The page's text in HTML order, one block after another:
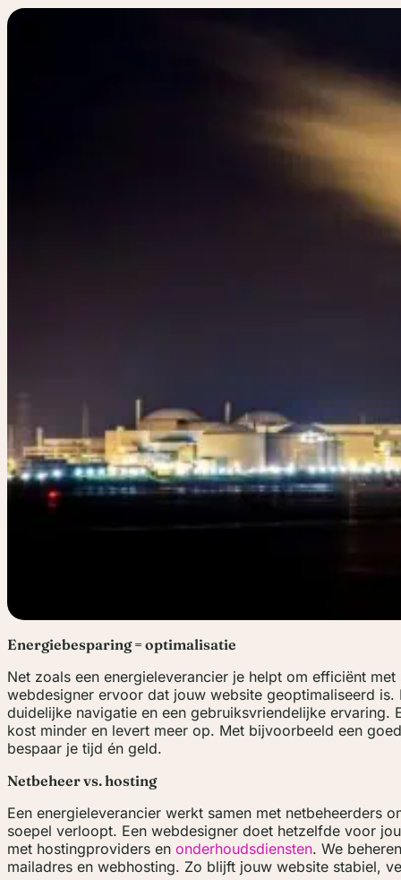
Energiebesparing = optimalisatie
Net zoals een energieleverancier je helpt om efficiënt
webdesigner ervoor dat jouw website geoptimaliseerd is.
duidelijke navigatie en een gebruiksvriendelijke ervaring.
kost minder en levert meer op. Met bijvoorbeeld een
bespaar je tijd én geld.
Netbeheer vs. hosting
Een energieleverancier werkt samen met netbeheerders
soepel verloopt. Een webdesigner doet hetzelfde voor
met hostingproviders en onderhoudsdiensten. We
mailadres en webhosting. Zo blijft jouw website stabiel,